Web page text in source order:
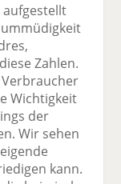
aufgestellt
Zahlen.
Wichtigkeit
der
Wir sehen
kann.